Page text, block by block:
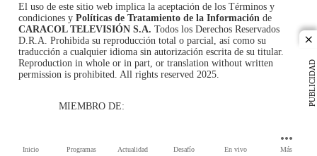
Inicio Programas Actualidad Desafío En vivo Más
PUBLICIDAD
El uso de este sitio web implica la aceptación de los Términos y
condiciones y Políticas de Tratamiento de la Información de
CARACOL TELEVISIÓN S.A. Todos los Derechos Reservados
D.R.A. Prohibida su reproducción total o parcial, así como su
traducción a cualquier idioma sin autorización escrita de su titular.
Reproduction in whole or in part, or translation without written
permission is prohibited. All rights reserved 2025.
MIEMBRO DE: